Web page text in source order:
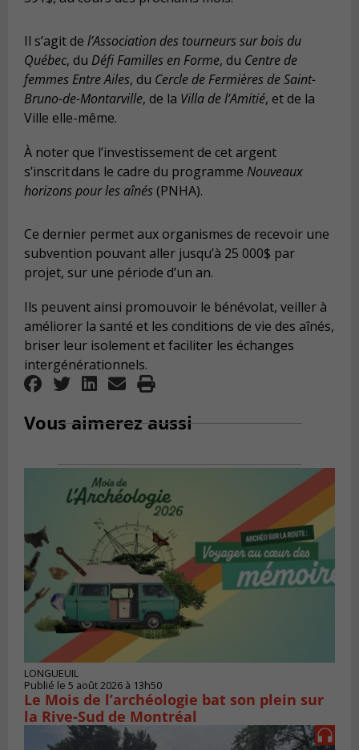
Il s’agit de l’Association des tourneurs sur bois du
Québec, du Défi Familles en Forme, du Centre de
femmes Entre Ailes, du Cercle de Fermières de Saint-
Bruno-de-Montarville, de la Villa de l’Amitié, et de la
Ville elle-même.
À noter que l’investissement de cet argent
s’inscrit dans le cadre du programme Nouveaux
horizons pour les aînés(PNHA).
Ce dernier permet aux organismes de recevoir une
subvention pouvant aller jusqu’à 25 000$ par
projet, sur une période d’un an.
Ils peuvent ainsi promouvoir le bénévolat, veiller à
améliorer la santé et les conditions de vie des aînés,
briser leur isolement et faciliter les échanges
intergénérationnels.
Vous aimerez aussi
LONGUEUIL
Publié le 5 août 2026 à 13h50
Le Mois de l’archéologie bat son plein sur
la Rive-Sud de Montréal